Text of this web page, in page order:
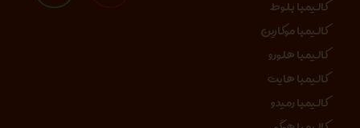
کالیمبا بلوط
کالیمبا موکارین
کالیمبا هلورو
کالیمبا هایت
کالیمبا رمیدو